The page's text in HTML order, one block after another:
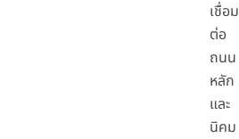
เชื่อม
ต่อ
ถนน
หลัก
และ
นิคม